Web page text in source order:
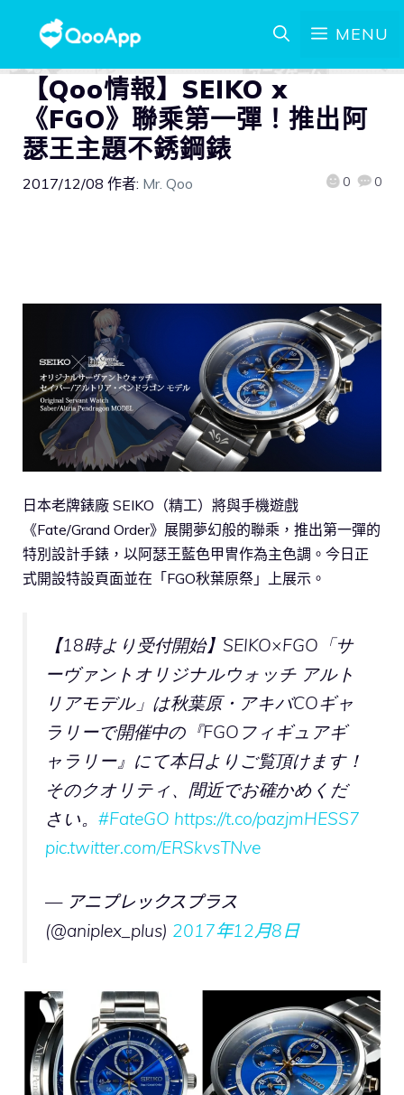
MENU
【Qoo情報】SEIKO x
《FGO》聯乘第一彈！推出阿
瑟王主題不銹鋼錶
2017/12/08 作者: Mr. Qoo 0 0
日本老牌錶廠 SEIKO（精工）將與手機遊戲
《Fate/Grand Order》展開夢幻般的聯乘，推出第一彈的
特別設計手錶，以阿瑟王藍色甲冑作為主色調。今日正
式開設特設頁面並在「FGO秋葉原祭」上展示。
【18時より受付開始】SEIKO×FGO「サ
ーヴァントオリジナルウォッチ アルト
リアモデル」は秋葉原・アキバCOギャ
ラリーで開催中の『FGOフィギュアギ
ャラリー』にて本日よりご覧頂けます！
そのクオリティ、間近でお確かめくだ
さい。 #FateGO https://t.co/pazjmHESS7
pic.twitter.com/ERSkvsTNve
— アニプレックスプラス
(@aniplex_plus) 2017年12月8日